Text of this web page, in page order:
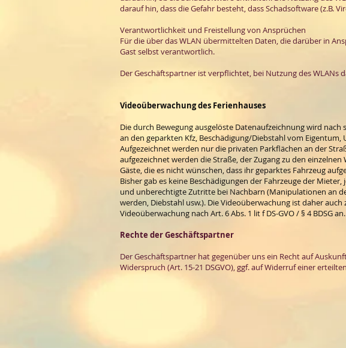
darauf hin, dass die Gefahr besteht, dass Schadsoftware (z.B.
Verantwortlichkeit und Freistellung von Ansprüchen
Für die über das WLAN übermittelten Daten, die darüber in
Gast selbst verantwortlich.
Der Geschäftspartner ist verpflichtet, bei Nutzung des WLANs
Videoüberwachung des Ferienhauses
Die durch Bewegung ausgelöste Datenaufzeichnung wird
an den geparkten Kfz, Beschädigung/Diebstahl vom
Aufgezeichnet werden nur die privaten Parkflächen an der
aufgezeichnet werden die Straße, der Zugang zu den
Gäste, die es nicht wünschen, dass ihr geparktes Fahrzeug
Bisher gab es keine Beschädigungen der Fahrzeuge der
und unberechtigte Zutritte bei Nachbarn (Manipulationen an
werden, Diebstahl usw.). Die Videoüberwachung ist daher
Videoüberwachung nach Art. 6 Abs. 1 lit f DS-GVO / § 4 BDSG an.
Rechte der Geschäftspartner
Der Geschäftspartner hat gegenüber uns ein Recht auf
Widerspruch (Art. 15-21 DSGVO), ggf. auf Widerruf einer